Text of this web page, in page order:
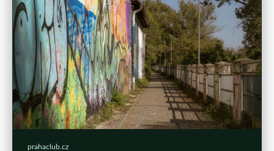
prahaclub.cz